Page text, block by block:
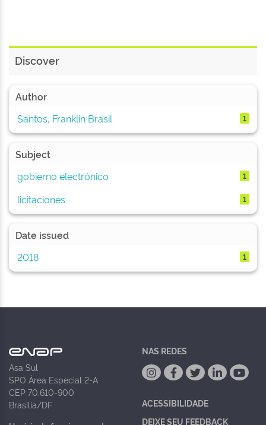
Discover
Author
Santos, Franklin Brasil
1
Subject
gobierno electrónico
1
licitaciones 1
Date issued
2018
1
Asa Sul
SPO Área Especial 2-A
CEP 70.610-900
Brasília/DF
NAS REDES
ACESSIBILIDADE
DEIXE SEU FEEDBACK